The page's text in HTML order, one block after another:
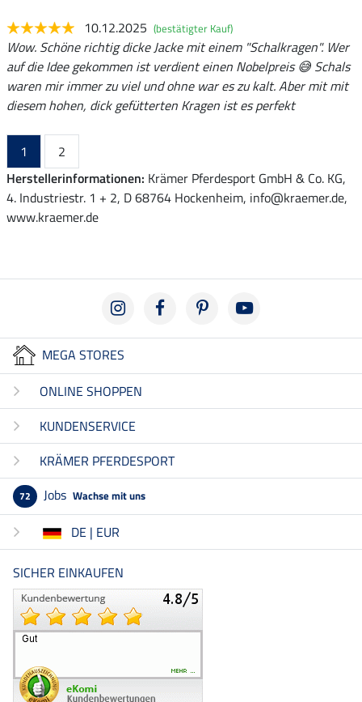
10.12.2025 (bestätigter Kauf)
Wow. Schöne richtig dicke Jacke mit einem "Schalkragen". Wer
auf die Idee gekommen ist verdient einen Nobelpreis 😅 Schals
waren mir immer zu viel und ohne war es zu kalt. Aber mit mit
diesem hohen, dick gefütterten Kragen ist es perfekt
1
2
Herstellerinformationen: Krämer Pferdesport GmbH & Co. KG,
4. Industriestr. 1 + 2, D 68764 Hockenheim, info@kraemer.de,
www.kraemer.de
MEGA STORES
ONLINE SHOPPEN
KUNDENSERVICE
KRÄMER PFERDESPORT
72 Jobs Wachse mit uns
DE | EUR
SICHER EINKAUFEN